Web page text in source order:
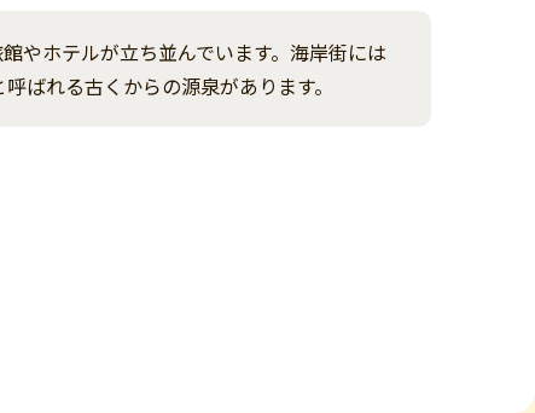
やホテルが立ち並んでいます。海岸街には
ばれる古くからの源泉があります。